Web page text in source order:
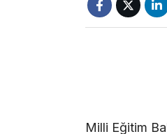
Milli Eğitim